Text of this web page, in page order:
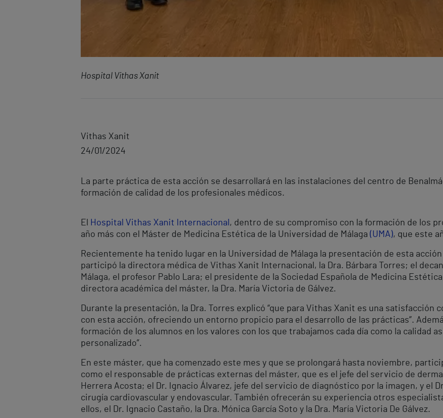
Hospital Vithas Xanit
Vithas Xanit
24/01/2024
La parte práctica de esta acción se desarrollará en las instalaciones del centro de
formación de calidad de los profesionales médicos.
El Hospital Vithas Xanit Internacional , dentro de su compromiso con la formación de los
año más con el Máster de Medicina Estética de la Universidad de Málaga (UMA), que este
Recientemente ha tenido lugar en la Universidad de Málaga la presentación de esta
participó la directora médica de Vithas Xanit Internacional, la Dra. Bárbara Torres; el
Málaga, el profesor Pablo Lara; el presidente de la Sociedad Española de Medicina
directora académica del máster, la Dra. María Victoria de Gálvez.
Durante la presentación, la Dra. Torres explicó “que para Vithas Xanit es una satisfacción
con esta acción, ofreciendo un entorno propicio para el desarrollo de las prácticas”.
formación de los alumnos en los valores con los que trabajamos cada día como la calidad
personalizado”.
En este máster, que ha comenzado este mes y que se prolongará hasta noviembre,
como el responsable de prácticas externas del máster, que es el jefe del servicio de
Herrera Acosta; el Dr. Ignacio Álvarez, jefe del servicio de diagnóstico por la imagen, y el
cirugía cardiovascular y endovascular. También ofrecerán su experiencia otros
ellos, el Dr. Ignacio Castaño, la Dra. Mónica García Soto y la Dra. María Victoria De Gálvez.